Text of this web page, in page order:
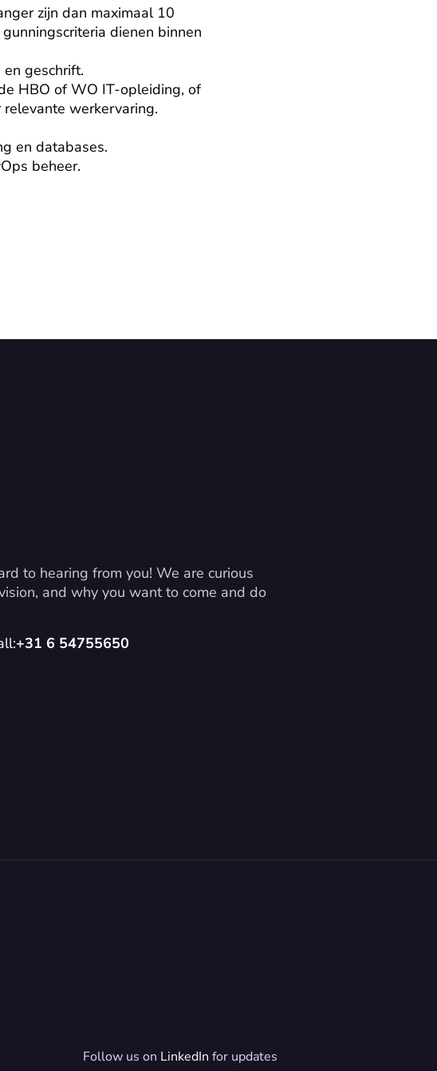
zijn dan maximaal 10
dienen binnen
geschrift.
HBO of WO IT-opleiding, of
werkervaring.
en databases.
beheer.
to hearing from you! We are curious
and why you want to come and do
+31 6 54755650
Follow us on LinkedIn for updates